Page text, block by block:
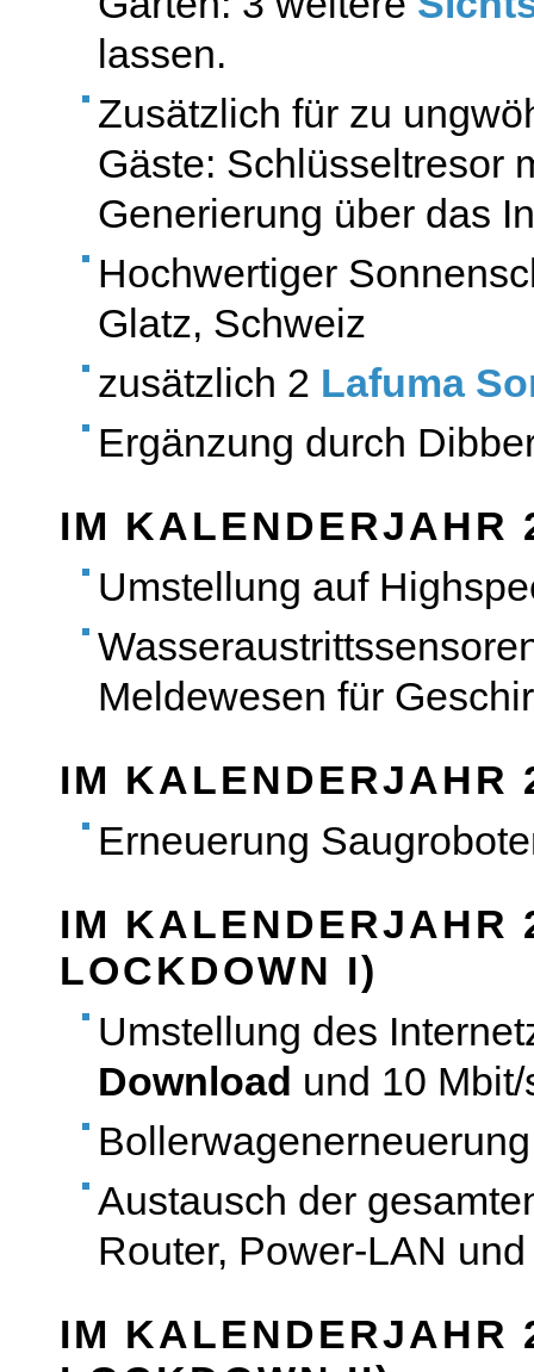
lassen.
Zusätzlich für zu
Gäste: Schlüsseltresor
Generierung über das
Hochwertiger
Glatz, Schweiz
zusätzlich 2 Lafuma
Ergänzung durch
IM KALENDERJAHR
Umstellung auf
Meldewesen für
IM KALENDERJAHR
Erneuerung
IM KALENDERJAHR
LOCKDOWN I)
Umstellung des
Download und 10
Austausch der
Router, Power-LAN
IM KALENDERJAHR